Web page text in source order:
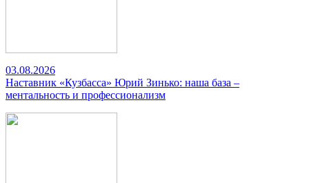
03.08.2026
Наставник «Кузбасса» Юрий Зинько: наша база –
ментальность и профессионализм